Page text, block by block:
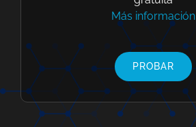
Más información
PROBAR